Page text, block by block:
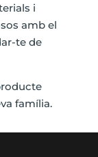
i
amb el
te de
família.